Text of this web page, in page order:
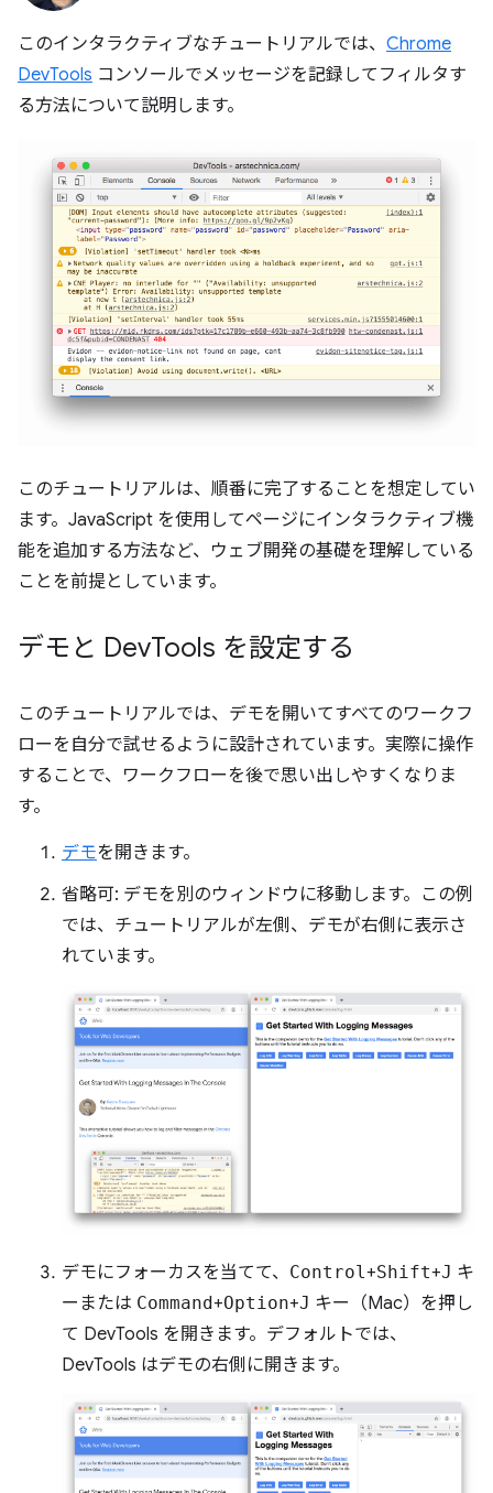
このインタラクティブなチュートリアルでは、 Chrome
DevTools コンソールでメッセージを記録してフィルタす
る方法について説明します。
このチュートリアルは、順番に完了することを想定してい
ます。JavaScript を使用してページにインタラクティブ機
能を追加する方法など、ウェブ開発の基礎を理解している
ことを前提としています。
デモと DevTools を設定する
このチュートリアルでは、デモを開いてすべてのワークフ
ローを自分で試せるように設計されています。実際に操作
することで、ワークフローを後で思い出しやすくなりま
す。
デモを開きます。
省略可: デモを別のウィンドウに移動します。この例
では、チュートリアルが左側、デモが右側に表示さ
れています。
デモにフォーカスを当てて、 Control+Shift+J キ
ーまたは Command+Option+J キー（Mac）を押し
て DevTools を開きます。デフォルトでは、
DevTools はデモの右側に開きます。